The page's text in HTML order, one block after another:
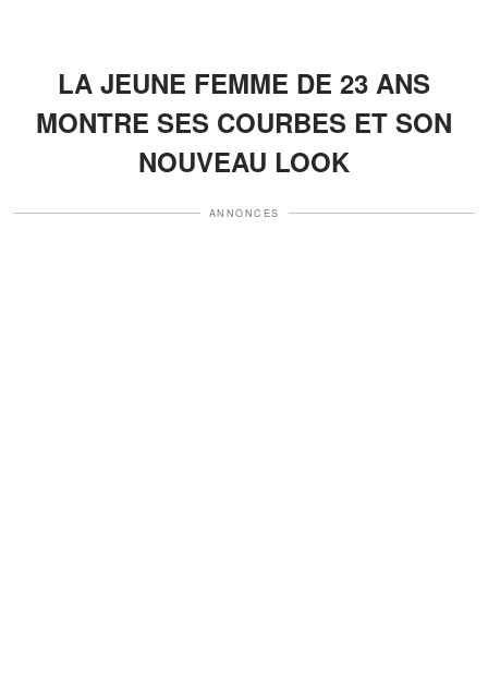
LA JEUNE FEMME DE 23 ANS
MONTRE SES COURBES ET SON
NOUVEAU LOOK
ANNONCES